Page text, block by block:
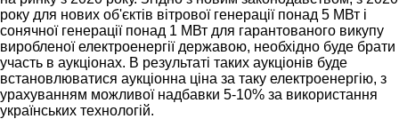
року для нових об'єктів вітрової генерації понад 5 МВт і
сонячної генерації понад 1 МВт для гарантованого викупу
виробленої електроенергії державою, необхідно буде брати
участь в аукціонах. В результаті таких аукціонів буде
встановлюватися аукціонна ціна за таку електроенергію, з
урахуванням можливої ​​надбавки 5-10% за використання
українських технологій.